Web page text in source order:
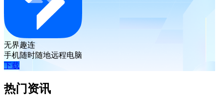
无界趣连
手机随时随地远程电脑
下载
热门资讯